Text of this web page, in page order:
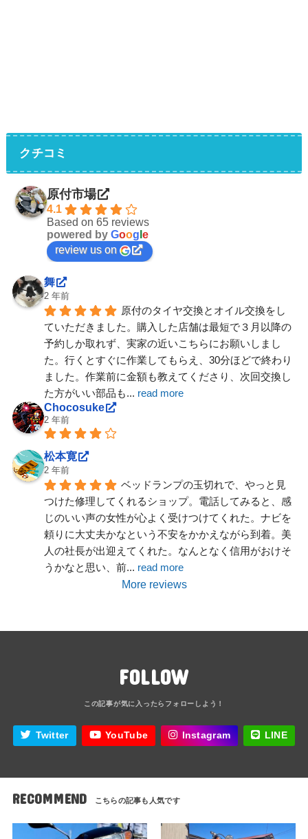
クチコミ
原付市場
4.1
Based on 65 reviews
powered by Goog e
review us on
舞
2 年前
原付のタイヤ交換とオイル交換をし
ていただきました。購入した店舗は最短で３月以降の
予約しか取れず、実家の近いこちらにお願いしまし
た。行くとすぐに作業してもらえ、30分ほどで終わり
ました。作業前に金額も教えてくださり、次回交換し
た方がいい部品も... read more
Chocosuke
2 年前
松本寛
2 年前
ベッドランプの玉切れで、やっと見
つけた修理してくれるショップ。電話してみると、感
じのいい声の女性が心よく受けつけてくれた。ナビを
頼りに大丈夫かなという不安をかかえながら到着。美
人の社長が出迎えてくれた。なんとなく信用がおけそ
うかなと思い、前... read more
More reviews
FOLLOW
Twitter YouTube Instagram LINE
RECOMMEND